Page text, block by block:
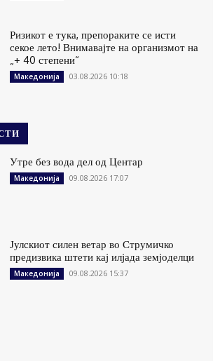
Ризикот е тука, препораките се исти
секое лето! Внимавајте на организмот на
„+ 40 степени“
Македонија 03.08.2026 10:18
Утре без вода дел од Центар
Македонија 09.08.2026 17:07
Јулскиот силен ветар во Струмичко
предизвика штети кај илјада земјоделци
Македонија 09.08.2026 15:37